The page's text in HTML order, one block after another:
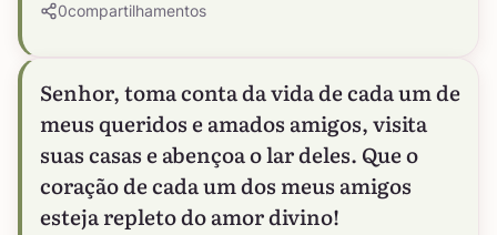
0compartilhamentos
Senhor, toma conta da vida de cada um de
meus queridos e amados amigos, visita
suas casas e abençoa o lar deles. Que o
coração de cada um dos meus amigos
esteja repleto do amor divino!